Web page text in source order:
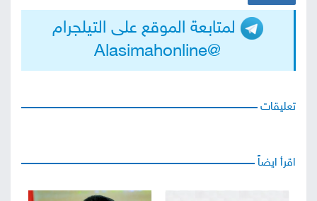
لمتابعة الموقع على التيلجرام
@Alasimahonline
تعليقات
اقرأ ايضاً